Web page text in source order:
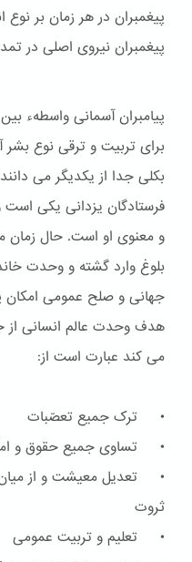
پیغمبران در هر زمان بر
پیغمبران نیروی اصلی در
پیامبران آسمانی واسطهء
برای تربیت و ترقی نوع بشر
بکلی جدا از یکدیگر می
فرستادگان یزدانی یکی است
و معنوی او است. حال زمان
بلوغ وارد گشته و وحدت
جهانی و صلح عمومی
هدف وحدت عالم انسانی از
می کند عبارت است از:
• ترک جمیع تعصّبات
• تساوی جمیع حقوق و
• تعدیل معیشت و از میان
ثروت
• تعلیم و تربیت عمومی